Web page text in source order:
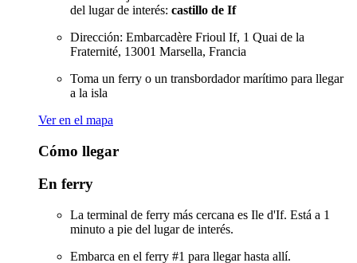
del lugar de interés: castillo de If
Dirección: Embarcadère Frioul If, 1 Quai de la
Fraternité, 13001 Marsella, Francia
Toma un ferry o un transbordador marítimo para llegar
a la isla
Ver en el mapa
Cómo llegar
En ferry
La terminal de ferry más cercana es Ile d'If. Está a 1
minuto a pie del lugar de interés.
Embarca en el ferry #1 para llegar hasta allí.